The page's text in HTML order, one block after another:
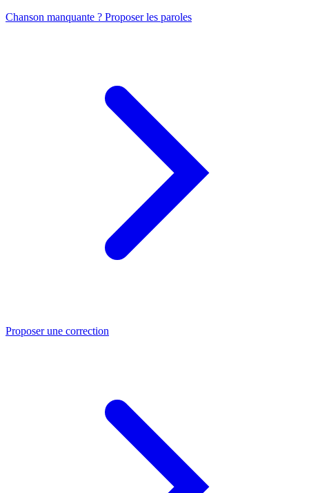
Chanson manquante ? Proposer les paroles
Proposer une correction